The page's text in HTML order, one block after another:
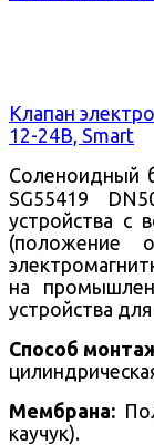
Клапан
12-24В, Smart
Соленоидный
SG55419
устройства с
(положение
на
устройства
Способ
Mембрана:
каучук).